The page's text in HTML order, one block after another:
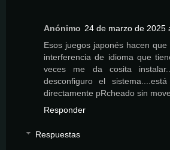
Anónimo 24 de marzo de 2025
Esos juegos japonés hacen
interferencia de idioma que
veces me da cosita
desconfiguro el
directamente pRcheado sin
Responder
Respuestas